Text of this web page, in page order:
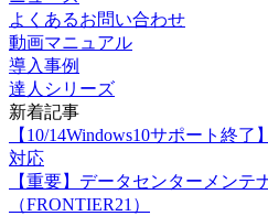
よくあるお問い合わせ
動画マニュアル
導入事例
達人シリーズ
新着記事
【10/14Windows10サポート終
対応
【重要】データセンターメンテ
（FRONTIER21）